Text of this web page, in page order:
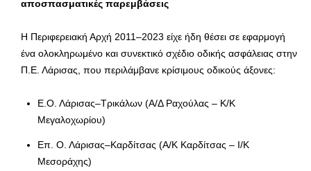
αποσπασματικές παρεμβάσεις
Η Περιφερειακή Αρχή 2011–2023 είχε ήδη θέσει σε εφαρμογή
ένα ολοκληρωμένο και συνεκτικό σχέδιο οδικής ασφάλειας στην
Π.Ε. Λάρισας, που περιλάμβανε κρίσιμους οδικούς άξονες:
Ε.Ο. Λάρισας–Τρικάλων (Α/Δ Ραχούλας – Κ/Κ
Μεγαλοχωρίου)
Επ. Ο. Λάρισας–Καρδίτσας (Α/Κ Καρδίτσας – Ι/Κ
Μεσοράχης)